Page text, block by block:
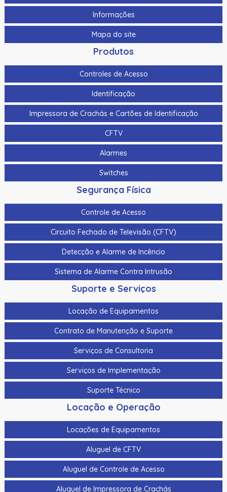
Informações
Mapa do site
Produtos
Controles de Acesso
Identificação
Impressora de Crachás e Cartões de Identificação
CFTV
Alarmes
Switches
Segurança Física
Controle de Acesso
Circuito Fechado de Televisão (CFTV)
Detecção e Alarme de Incêncio
Sistema de Alarme Contra Intrusão
Suporte e Serviços
Locação de Equipamentos
Contrato de Manutenção e Suporte
Serviços de Consultoria
Serviços de Implementação
Suporte Técnico
Locação e Operação
Locações de Equipamentos
Aluguel de CFTV
Aluguel de Controle de Acesso
Aluguel de Impressora de Crachás